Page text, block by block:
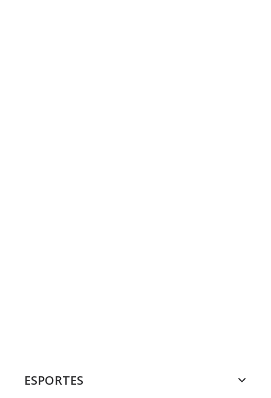
ESPORTES